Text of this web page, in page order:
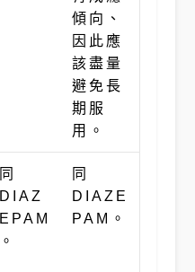
傾向、
因此應
該盡量
避免長
期服
用。
同
DIAZ
EPAM
。
同
DIAZE
PAM。